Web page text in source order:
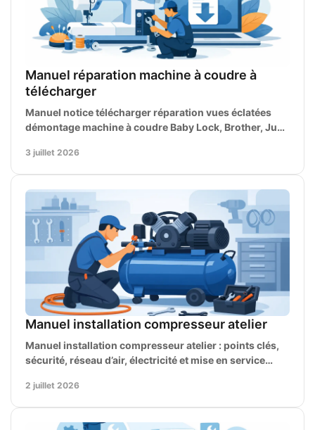
Manuel réparation machine à coudre à
télécharger
Manuel notice télécharger réparation vues éclatées
démontage machine à coudre Baby Lock, Brother, Juki,
3 juillet 2026
Manuel installation compresseur atelier
Manuel installation compresseur atelier : points clés,
sécurité, réseau d’air, électricité et mise en service
2 juillet 2026